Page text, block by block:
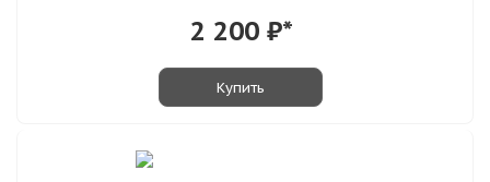
2 200₽*
Купить